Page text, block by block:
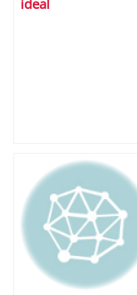
ideal